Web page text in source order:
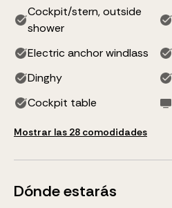
Cockpit/stern, outside
shower
Electric anchor windlass
Dinghy
Cockpit table
Mostrar las 28 comodidades
Dónde estarás